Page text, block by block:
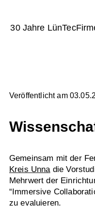
30 Jahre LünTec
Veröffentlicht am
Gemeinsam mit der
Kreis Unnadie
Mehrwert der
“Immersive
zu evaluieren.